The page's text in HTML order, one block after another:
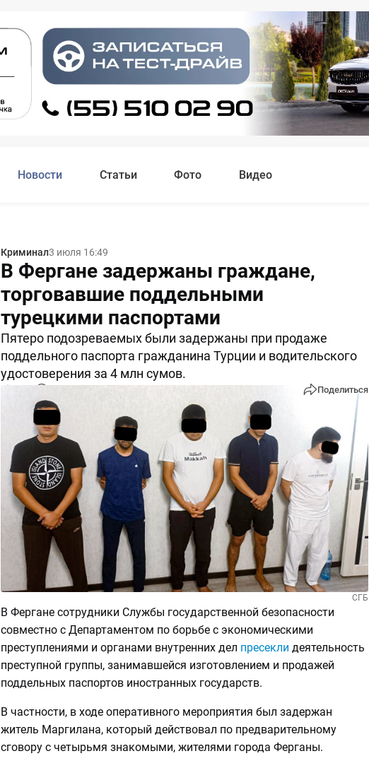
Новости Статьи Фото Видео
Криминал3 июля 16:49
В Фергане задержаны граждане,
торговавшие поддельными
турецкими паспортами
Пятеро подозреваемых были задержаны при продаже
поддельного паспорта гражданина Турции и водительского
удостоверения за 4 млн сумов.
Поделиться
СГБ
В Фергане сотрудники Службы государственной безопасности
совместно с Департаментом по борьбе с экономическими
преступлениями и органами внутренних дел пресекли деятельность
преступной группы, занимавшейся изготовлением и продажей
поддельных паспортов иностранных государств.
В частности, в ходе оперативного мероприятия был задержан
житель Маргилана, который действовал по предварительному
сговору с четырьмя знакомыми, жителями города Ферганы.